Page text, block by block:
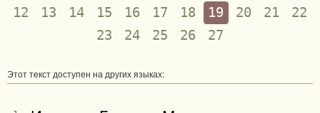
12
13 14 15 16 17 18 19 20 21
22
23
24 25 26 27
Этот текст доступен на других языках: